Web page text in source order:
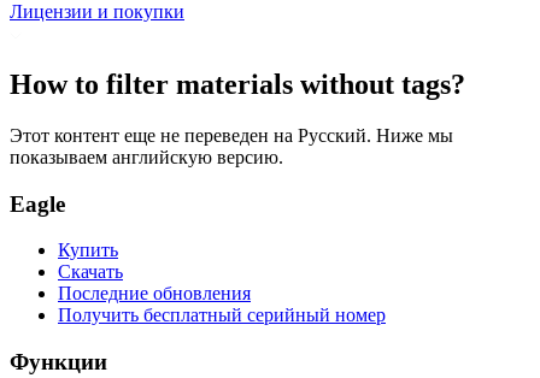
Лицензии и покупки
How to filter materials without tags?
Этот контент еще не переведен на Русский. Ниже мы
показываем английскую версию.
Eagle
Купить
Скачать
Последние обновления
Получить бесплатный серийный номер
Функции